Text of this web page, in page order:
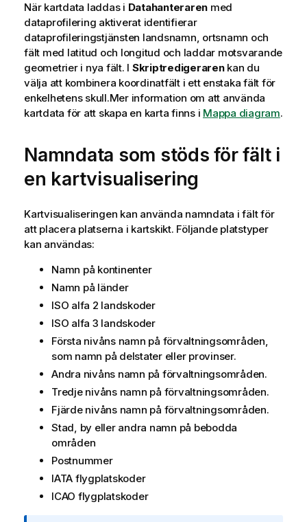
När kartdata laddas i Datahanteraren med
dataprofilering aktiverat identifierar
dataprofileringstjänsten landsnamn, ortsnamn och
fält med latitud och longitud och laddar motsvarande
geometrier i nya fält. I Skriptredigerarenkan du
välja att kombinera koordinatfält i ett enstaka fält för
enkelhetens skull.Mer information om att använda
kartdata för att skapa en karta finns i Mappa diagram.
Namndata som stöds för fält i
en kartvisualisering
Kartvisualiseringen kan använda namndata i fält för
att placera platserna i kartskikt. Följande platstyper
kan användas:
Namn på kontinenter
Namn på länder
ISO alfa 2 landskoder
ISO alfa 3 landskoder
Första nivåns namn på förvaltningsområden,
som namn på delstater eller provinser.
Andra nivåns namn på förvaltningsområden.
Tredje nivåns namn på förvaltningsområden.
Fjärde nivåns namn på förvaltningsområden.
Stad, by eller andra namn på bebodda
områden
Postnummer
IATA flygplatskoder
ICAO flygplatskoder